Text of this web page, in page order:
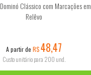
Dominó Clássico com Marcações em
Relêvo
A partir de R$48,47
Custo unitário para 200 und.